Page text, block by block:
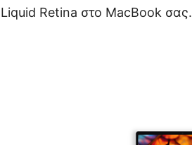
Liquid Retina στο MacBook σας.